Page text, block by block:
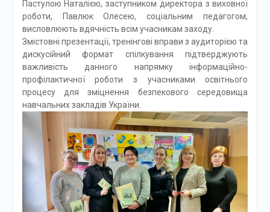
Пастулою Наталією, заступником директора з виховної
роботи, Павлюк Олесею, соціальним педагогом,
висловлюють вдячність всім учасникам заходу.
Змістовні презентації, тренінгові вправи з аудиторією та
дискусійний формат спілкування підтверджують
важливість данного напрямку інформаційно-
профілактичної роботи з учасниками освітнього
процесу для зміцнення безпекового середовища
навчальних закладів України.